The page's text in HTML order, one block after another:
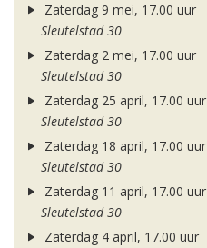
Zaterdag 9 mei, 17.00 uur
Sleutelstad 30
Zaterdag 2 mei, 17.00 uur
Sleutelstad 30
Zaterdag 25 april, 17.00 uur
Sleutelstad 30
Zaterdag 18 april, 17.00 uur
Sleutelstad 30
Zaterdag 11 april, 17.00 uur
Sleutelstad 30
Zaterdag 4 april, 17.00 uur